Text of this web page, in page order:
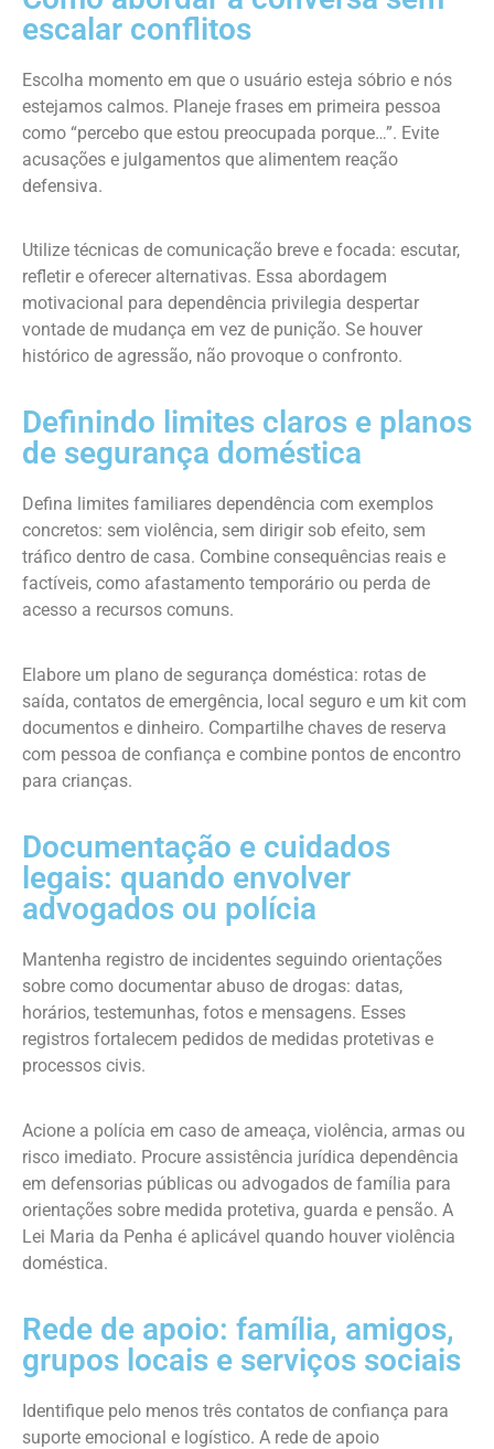
escalar conflitos
Escolha momento em que o usuário esteja sóbrio e nós
estejamos calmos. Planeje frases em primeira pessoa
como “percebo que estou preocupada porque…”. Evite
acusações e julgamentos que alimentem reação
defensiva.
Utilize técnicas de comunicação breve e focada: escutar,
refletir e oferecer alternativas. Essa abordagem
motivacional para dependência privilegia despertar
vontade de mudança em vez de punição. Se houver
histórico de agressão, não provoque o confronto.
Definindo limites claros e planos
de segurança doméstica
Defina limites familiares dependência com exemplos
concretos: sem violência, sem dirigir sob efeito, sem
tráfico dentro de casa. Combine consequências reais e
factíveis, como afastamento temporário ou perda de
acesso a recursos comuns.
Elabore um plano de segurança doméstica: rotas de
saída, contatos de emergência, local seguro e um kit com
documentos e dinheiro. Compartilhe chaves de reserva
com pessoa de confiança e combine pontos de encontro
para crianças.
Documentação e cuidados
legais: quando envolver
advogados ou polícia
Mantenha registro de incidentes seguindo orientações
sobre como documentar abuso de drogas: datas,
horários, testemunhas, fotos e mensagens. Esses
registros fortalecem pedidos de medidas protetivas e
processos civis.
Acione a polícia em caso de ameaça, violência, armas ou
risco imediato. Procure assistência jurídica dependência
em defensorias públicas ou advogados de família para
orientações sobre medida protetiva, guarda e pensão. A
Lei Maria da Penha é aplicável quando houver violência
doméstica.
Rede de apoio: família, amigos,
grupos locais e serviços sociais
Identifique pelo menos três contatos de confiança para
suporte emocional e logístico. A rede de apoio